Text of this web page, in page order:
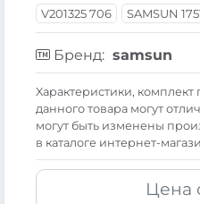
V201325 706 SAMSUN
Бренд: samsun
Xарактеристики,
данного товара могут
могут быть изменены
в каталоге интернет-
Цена